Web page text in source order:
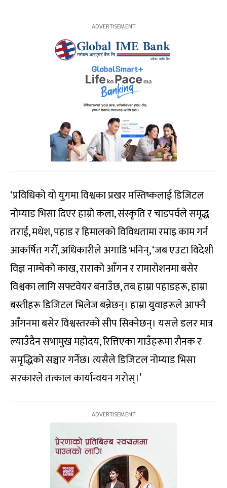
‘प्रविधिको यो युगमा विश्वका प्रखर मस्तिष्कलाई डिजिटल
नोम्याड भिसा दिएर हाम्रो कला, संस्कृति र चाडपर्वले समृद्ध
तराई, मधेश, पहाड र हिमालको विविधतामा रमाइ काम गर्न
आकर्षित गरौँ, अधिकारीले अगाडि भनिन्, ‘जब एउटा विदेशी
विज्ञ नाम्चेको काख, राराको आँगन र रामारोशनमा बसेर
विश्वका लागि सफ्टवेयर बनाउँछ, तब हाम्रा पहाडहरू, हाम्रा
बस्तीहरू डिजिटल भिलेज बन्नेछन्। हाम्रा युवाहरूले आफ्नै
आँगनमा बसेर विश्वस्तरको सीप सिक्नेछन्। यसले डलर मात्र
ल्याउँदैन सभामुख महोदय, रित्तिएका गाउँहरूमा रौनक र
समृद्धिको सञ्चार गर्नेछ। त्यसैले डिजिटल नोम्याड भिसा
सरकारले तत्काल कार्यान्वयन गरोस्।’